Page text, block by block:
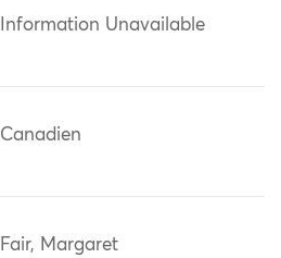
Information Unavailable
Canadien
Fair, Margaret